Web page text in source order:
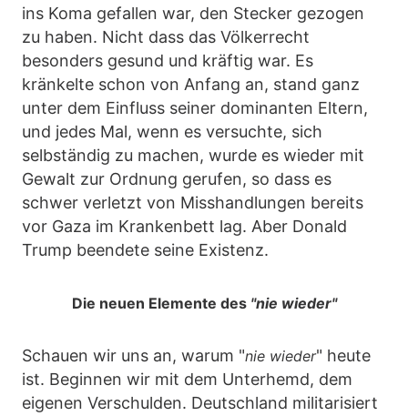
ins Koma gefallen war, den Stecker gezogen
zu haben. Nicht dass das Völkerrecht
besonders gesund und kräftig war. Es
kränkelte schon von Anfang an, stand ganz
unter dem Einfluss seiner dominanten Eltern,
und jedes Mal, wenn es versuchte, sich
selbständig zu machen, wurde es wieder mit
Gewalt zur Ordnung gerufen, so dass es
schwer verletzt von Misshandlungen bereits
vor Gaza im Krankenbett lag. Aber Donald
Trump beendete seine Existenz.
Die neuen Elemente des "nie wieder"
Schauen wir uns an, warum "nie wieder" heute
ist. Beginnen wir mit dem Unterhemd, dem
eigenen Verschulden. Deutschland militarisiert